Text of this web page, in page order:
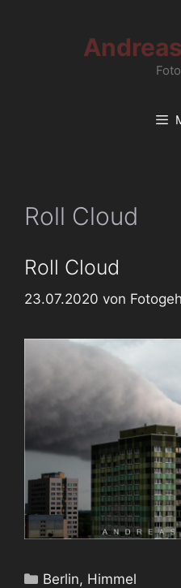
Roll Cloud
Roll Cloud
23.07.2020 von
Kategorien
Berlin, Himmel